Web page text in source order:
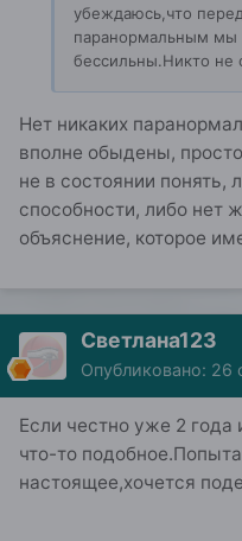
убеждаюсь,что
паранормальным мы
бессильны.Никто не
Нет никаких
вполне обыдены,
не в состоянии понять,
способности, либо нет
объяснение, которое
Светлана123
Опубликовано: 26
Если честно уже 2
что-то
настоящее,хочется